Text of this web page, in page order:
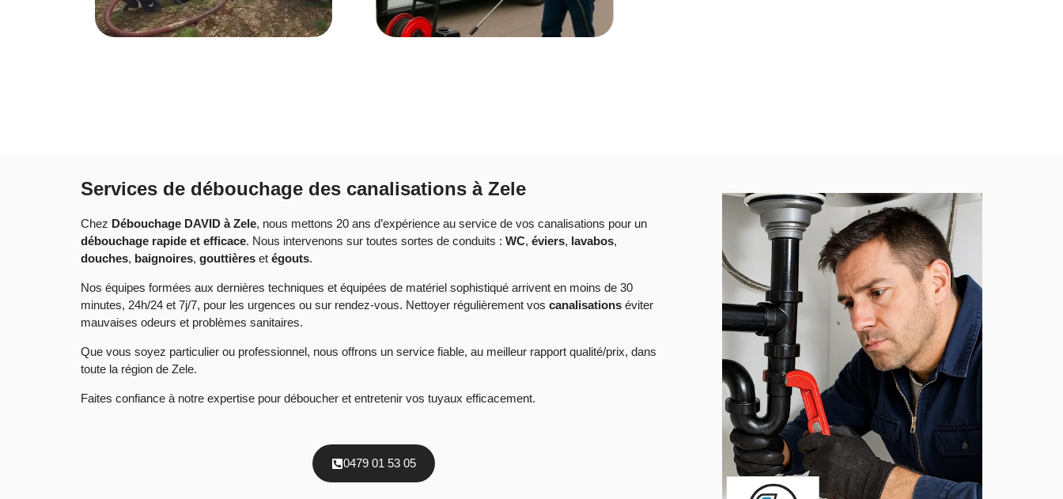
Services de débouchage des canalisations à Zele
Chez Débouchage DAVID à Zele, nous mettons 20 ans d’expérience au service de vos canalisations pour un
débouchage rapide et efficace. Nous intervenons sur toutes sortes de conduits : WC, éviers, lavabos,
douches, baignoires, gouttières et égouts.
Nos équipes formées aux dernières techniques et équipées de matériel sophistiqué arrivent en moins de 30
minutes, 24h/24 et 7j/7, pour les urgences ou sur rendez-vous. Nettoyer régulièrement vos canalisations éviter
mauvaises odeurs et problèmes sanitaires.
Que vous soyez particulier ou professionnel, nous offrons un service fiable, au meilleur rapport qualité/prix, dans
toute la région de Zele.
Faites confiance à notre expertise pour déboucher et entretenir vos tuyaux efficacement.
0479 01 53 05